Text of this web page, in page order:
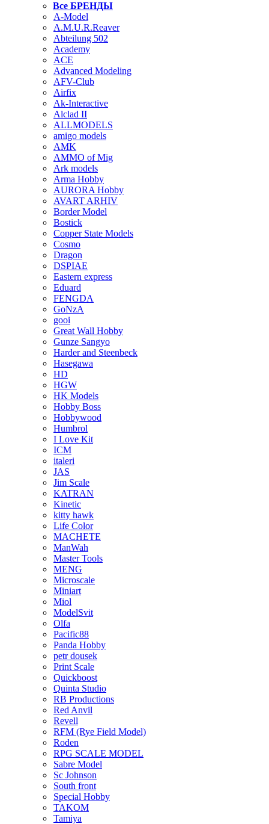
Все БРЕНДЫ
A-Model
A.M.U.R.Reaver
Abteilung 502
Academy
ACE
Advanced Modeling
AFV-Club
Airfix
Ak-Interactive
Alclad II
ALLMODELS
amigo models
AMK
AMMO of Mig
Ark models
Arma Hobby
AURORA Hobby
AVART ARHIV
Border Model
Bostick
Copper State Models
Cosmo
Dragon
DSPIAE
Eastern express
Eduard
FENGDA
GoNzA
gooi
Great Wall Hobby
Gunze Sangyo
Harder and Steenbeck
Hasegawa
HD
HGW
HK Models
Hobby Boss
Hobbywood
Humbrol
I Love Kit
ICM
italeri
JAS
Jim Scale
KATRAN
Kinetic
kitty hawk
Life Color
MACHETE
ManWah
Master Tools
MENG
Microscale
Miniart
Miol
ModelSvit
Olfa
Pacific88
Panda Hobby
petr dousek
Print Scale
Quickboost
Quinta Studio
RB Productions
Red Anvil
Revell
RFM (Rye Field Model)
Roden
RPG SCALE MODEL
Sabre Model
Sc Johnson
South front
Special Hobby
TAKOM
Tamiya